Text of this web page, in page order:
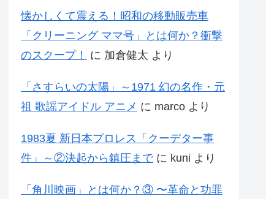
懐かしくて震える！昭和の移動販売車
「クリーニング ママ号」とは何か？衝撃
のスクープ！
に 加倉健太 より
「さすらいの太陽」～1971 幻の名作・元
祖 歌謡アイドル アニメ に marco より
1983夏 新日本プロレス「クーデター事
件」～②決起から鎮圧までに kuni より
「角川映画」とは何か？③ 〜革命と功罪